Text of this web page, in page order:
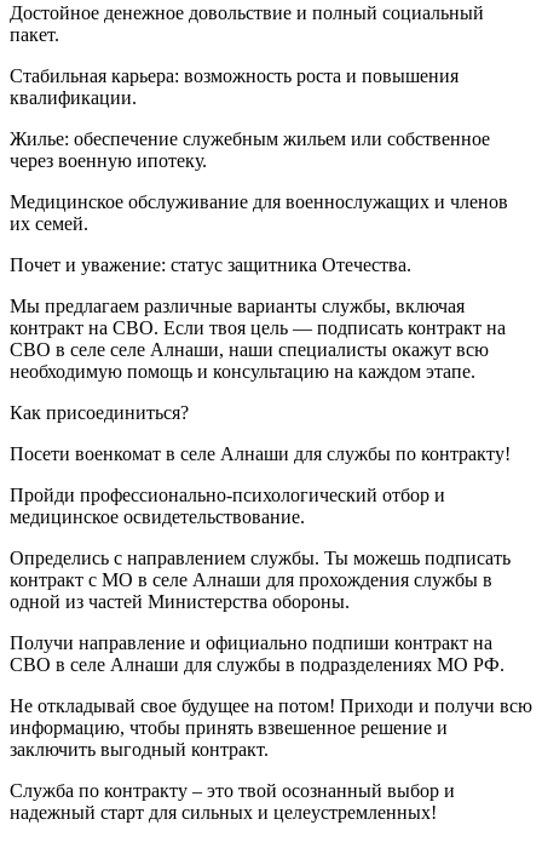
Достойное денежное довольствие и полный социальный
пакет.
Стабильная карьера: возможность роста и повышения
квалификации.
Жилье: обеспечение служебным жильем или собственное
через военную ипотеку.
Медицинское обслуживание для военнослужащих и членов
их семей.
Почет и уважение: статус защитника Отечества.
Мы предлагаем различные варианты службы, включая
контракт на СВО. Если твоя цель — подписать контракт на
СВО в селе селе Алнаши, наши специалисты окажут всю
необходимую помощь и консультацию на каждом этапе.
Как присоединиться?
Посети военкомат в селе Алнаши для службы по контракту!
Пройди профессионально-психологический отбор и
медицинское освидетельствование.
Определись с направлением службы. Ты можешь подписать
контракт с МО в селе Алнаши для прохождения службы в
одной из частей Министерства обороны.
Получи направление и официально подпиши контракт на
СВО в селе Алнаши для службы в подразделениях МО РФ.
Не откладывай свое будущее на потом! Приходи и получи всю
информацию, чтобы принять взвешенное решение и
заключить выгодный контракт.
Служба по контракту – это твой осознанный выбор и
надежный старт для сильных и целеустремленных!